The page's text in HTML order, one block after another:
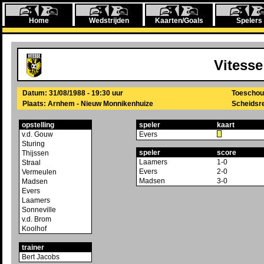
Home Wedstrijden Kaarten/Goals Spelers
Vitesse
Datum: 31/08/1988 - 19:30 uur
Plaats: Arnhem - Nieuw Monnikenhuize
opstelling
v.d. Gouw
Sturing
Thijssen
Straal
Vermeulen
Madsen
Evers
Laamers
Sonneville
v.d. Brom
Koolhof
trainer
Bert Jacobs
speler
kaart
Evers
speler
score
Laamers
1-0
Evers
2-0
Madsen
3-0